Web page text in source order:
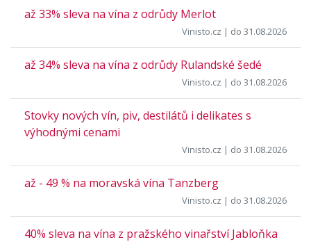
až 33% sleva na vína z odrůdy Merlot
Vinisto.cz | do 31.08.2026
až 34% sleva na vína z odrůdy Rulandské šedé
Vinisto.cz | do 31.08.2026
Stovky nových vín, piv, destilátů i delikates s
výhodnými cenami
Vinisto.cz | do 31.08.2026
až - 49 % na moravská vína Tanzberg
Vinisto.cz | do 31.08.2026
40% sleva na vína z pražského vinařství Jabloňka